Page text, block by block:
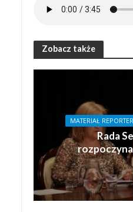
Zobacz także
MATERIAŁ
Rada
rozpoczyna